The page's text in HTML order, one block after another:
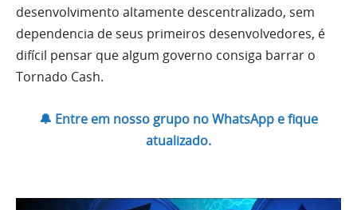
desenvolvimento altamente descentralizado, sem
dependencia de seus primeiros desenvolvedores, é
difícil pensar que algum governo consiga barrar o
Tornado Cash.
🔔 Entre em nosso grupo no WhatsApp e fique
atualizado.